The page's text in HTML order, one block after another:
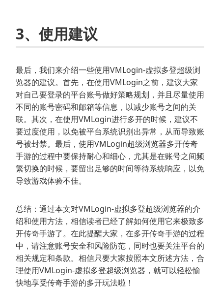
3、使用建议
最后，我们来介绍一些使用VMLogin-虚拟多登超级浏
览器的建议。首先，在使用VMLogin之前，建议大家
对自己要登录的平台账号做好策略规划，并且尽量使用
不同的账号密码和邮箱等信息，以减少账号之间的关
联。其次，在使用VMLogin进行多开的时候，建议不
要过度使用，以免被平台系统识别出异常，从而导致账
号被封禁。最后，使用VMLogin超级浏览器多开传奇
手游的过程中要保持耐心和细心，尤其是在账号之间频
繁切换的时候，要留出足够的时间等待系统响应，以免
导致游戏体验不佳。
总结：通过本文对VMLogin-虚拟多登超级浏览器的介
绍和使用方法，相信读者已经了解如何使用它来极致多
开传奇手游了。在此提醒大家，在多开传奇手游的过程
中，请注意账号安全和风险防范，同时也要关注平台的
相关规定和条款。相信只要大家按照本文所述方法，合
理使用VMLogin-虚拟多登超级浏览器，就可以轻松愉
快地享受传奇手游的多开玩法啦！